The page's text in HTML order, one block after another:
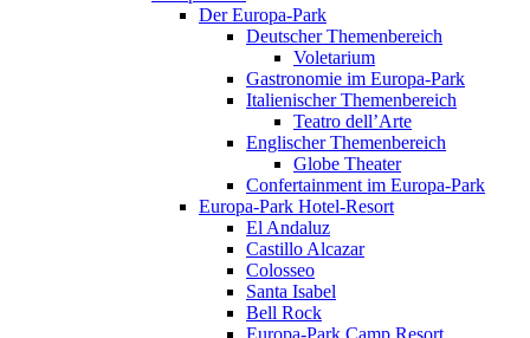
Der Europa-Park
Deutscher Themenbereich
Voletarium
Gastronomie im Europa-Park
Italienischer Themenbereich
Teatro dell’Arte
Englischer Themenbereich
Globe Theater
Confertainment im Europa-Park
Europa-Park Hotel-Resort
El Andaluz
Castillo Alcazar
Colosseo
Santa Isabel
Bell Rock
Europa-Park Camp Resort